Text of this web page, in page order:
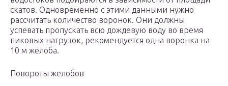
скатов. Одновременно с этими данными нужно
рассчитать количество воронок. Они должны
успевать пропускать всю дождевую воду во время
пиковых нагрузок, рекомендуется одна воронка на
10 м желоба.
Повороты желобов